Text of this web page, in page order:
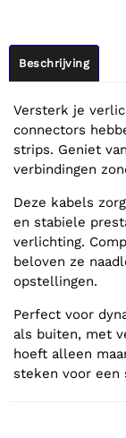
Beschrijving
Versterk je
connectors
strips. Geniet
verbindingen
Deze kabels
en stabiele
verlichting.
beloven ze
opstellingen.
Perfect voor
als buiten, met
hoeft alleen
steken voor een